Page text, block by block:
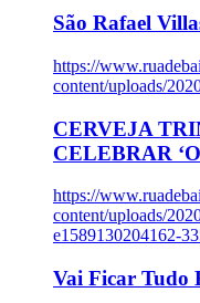
São Rafael
https://
content/uploads/
CERVEJA
CELEBRAR
https://
content/uploads/
e1589130204162-
Vai Ficar Tudo